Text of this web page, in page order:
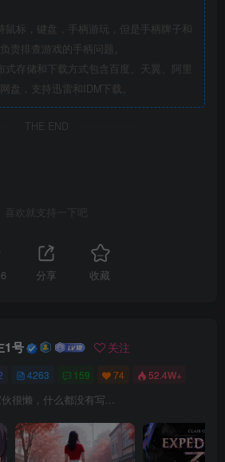
标，键盘，手柄游玩，但是手柄牌子和
责排查游戏的手柄问题。
存储和下载方式包含百度、天翼、阿里
盘，支持迅雷和IDM下载。
THE END
喜欢就支持一下吧
6 分享 收藏
1号 关注
4263 159 74 52.4W+
很懒，什么都没有写...